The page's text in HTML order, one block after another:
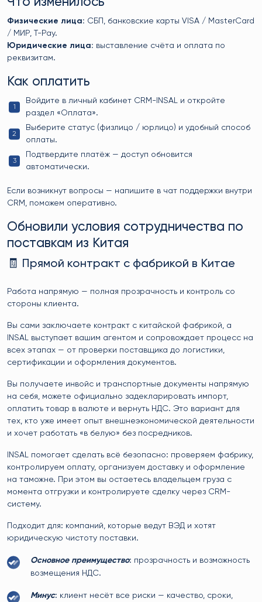
Физические лица: СБП, банковские карты VISA / MasterCard
/ МИР, T-Pay.
Юридические лица: выставление счёта и оплата по
реквизитам.
Как оплатить
Войдите в личный кабинет CRM-INSAL и откройте
раздел «Оплата».
Выберите статус (физлицо / юрлицо) и удобный способ
оплаты.
Подтвердите платёж — доступ обновится
автоматически.
Если возникнут вопросы — напишите в чат поддержки внутри
CRM, поможем оперативно.
Обновили условия сотрудничества по
поставкам из Китая
🧾 Прямой контракт с фабрикой в Китае
Работа напрямую — полная прозрачность и контроль со
стороны клиента.
Вы сами заключаете контракт с китайской фабрикой, а
INSAL выступает вашим агентом и сопровождает процесс на
всех этапах — от проверки поставщика до логистики,
сертификации и оформления документов.
Вы получаете инвойс и транспортные документы напрямую
на себя, можете официально задекларировать импорт,
оплатить товар в валюте и вернуть НДС. Это вариант для
тех, кто уже имеет опыт внешнеэкономической деятельности
и хочет работать «в белую» без посредников.
INSAL помогает сделать всё безопасно: проверяем фабрику,
контролируем оплату, организуем доставку и оформление
на таможне. При этом вы остаетесь владельцем груза с
момента отгрузки и контролируете сделку через CRM-
систему.
Подходит для: компаний, которые ведут ВЭД и хотят
юридическую чистоту поставки.
Основное преимущество: прозрачность и возможность
возмещения НДС.
Минус: клиент несёт все риски — качество, сроки,